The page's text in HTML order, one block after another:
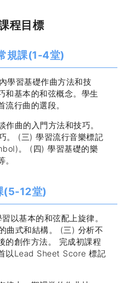
程目標
規課(1-4堂)
學習基礎作曲方法和技
和基本的和弦概念。學生
行曲的選段。
曲的入門方法和技巧。
。 (三) 學習流行音樂標記
。 (四) 學習基礎的樂
(5-12堂)
以基本的和弦配上旋律。
曲式和結構。 (三) 分析不
的創作方法。 完成初課程
以Lead Sheet Score 標記